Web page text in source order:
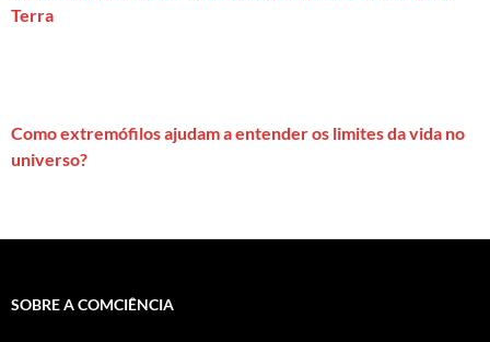
Terra
Como extremófilos ajudam a entender os limites da vida no
universo?
SOBRE A COMCIÊNCIA